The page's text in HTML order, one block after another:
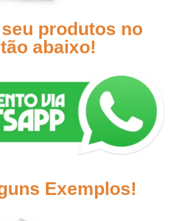
produtos no
abaixo!
Exemplos!